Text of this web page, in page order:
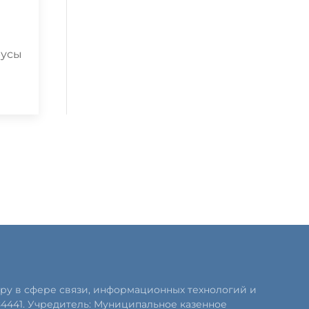
в сфере связи, информационных технологий и
Учредитель: Муниципальное казенное